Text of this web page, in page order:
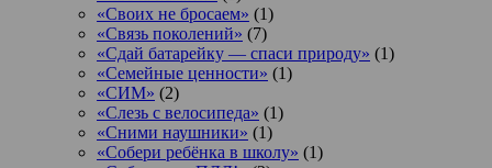
«Своих не бросаем» (1)
«Связь поколений» (7)
«Сдай батарейку — спаси природу» (1)
«Семейные ценности» (1)
«СИМ» (2)
«Слезь с велосипеда» (1)
«Сними наушники» (1)
«Собери ребёнка в школу» (1)